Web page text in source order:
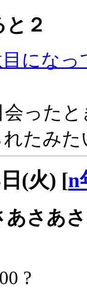
２
にな
会った
たみ
(火) [n
あさあ
?